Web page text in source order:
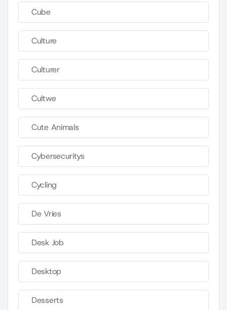
Cube
Culture
Culturer
Cultwe
Cute Animals
Cybersecuritys
Cycling
De Vries
Desk Job
Desktop
Desserts